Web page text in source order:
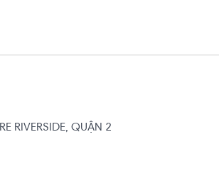
RIVERSIDE, QUẬN 2